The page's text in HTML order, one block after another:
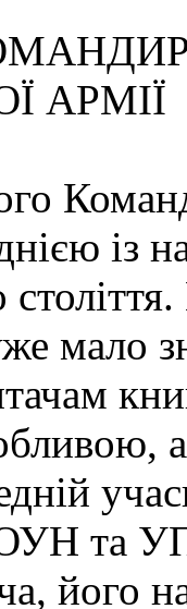
АРМІЇ
із
мало
та
його